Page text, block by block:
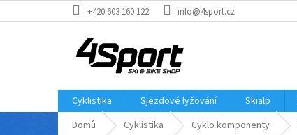
na
+420 603 160 122 info@4sport.cz
Cyklistika Sjezdové lyžování Skialp
Domů
Cyklistika Cyklo komponenty